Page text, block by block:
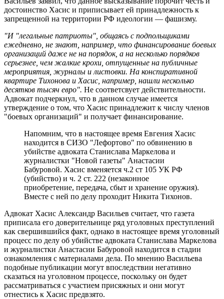
достоинство Хасис и приписывает ей принадлежность к
запрещенной на территории РФ идеологии — фашизму.
"И "легальные патриоты", общаясь с подпольщиками
ежедневно, не знают, например, что финансирование боевых
организаций даже не на порядок, а на несколько порядков
серьезнее, чем жалкие крохи, отпущенные на публичные
мероприятия, журналы и листовки. На конспиративной
квартире Тихонова и Хасис, например, нашли несколько
десятков тысяч евро". Не соответсвует действительности.
Адвокат подчеркнул, что в данном случае имеется
утверждение о том, что Хасис принадлежит к числу членов
"боевых организаций" и получает финансирование.
Напомним, что в настоящее время Евгения Хасис
находится в СИЗО "Лефортово" по обвинению в
убийстве адвоката Станислава Маркелова и
журналистки "Новой газеты" Анастасии
Бабуровой. Хасис вменяется ч.2 ст 105 УК РФ
(убийство) и ч. 2 ст. 222 (незаконное
приобретение, передача, сбыт и хранение оружия).
Вместе с ней по делу проходит Никита Тихонов.
Адвокат Хасис Александр Васильев считает, что газета
приписала его доверительнице ряд уголовных преступлений
как свершившийся факт, однако в настоящее время уголовный
процесс по делу об убийстве адвоката Станислава Маркелова
и журналистки Анастасии Бабуровой находится в стадии
ознакомления с материалами дела. По мнению Васильева
подобные публикации могут впоследствии негативно
сказаться на уголовном процессе, поскольку он будет
рассматриваться с участием присяжных и они могут
отнестись к Хасис предвзято.